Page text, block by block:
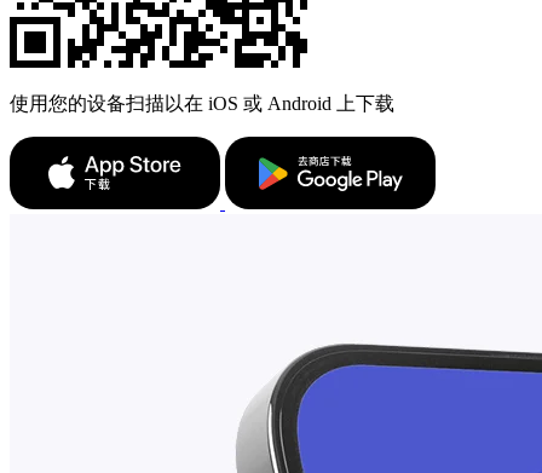
使用您的设备扫描以在 iOS 或 Android 上下载